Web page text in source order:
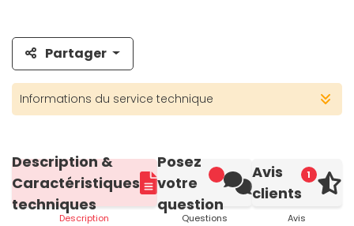
Partager
Informations du service technique
Description &
Caractéristiques
techniques
Description
Posez
votre
question
Questions
1
Avis
clients
Avis